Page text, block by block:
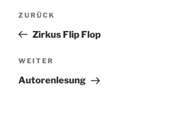
Beitragsnavigation
Vorheriger
Beitrag
ZURÜCK
Zirkus Flip Flop
Nächster
Beitrag
WEITER
Autorenlesung